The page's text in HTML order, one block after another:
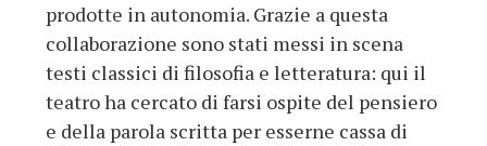
prodotte in autonomia. Grazie a questa
collaborazione sono stati messi in scena
testi classici di filosofia e letteratura: qui il
teatro ha cercato di farsi ospite del pensiero
e della parola scritta per esserne cassa di